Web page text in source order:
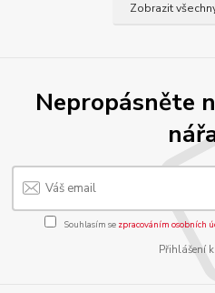
Zobrazit
Nepropásněte
Souhlasím se zpracováním osobních
Přihlášení